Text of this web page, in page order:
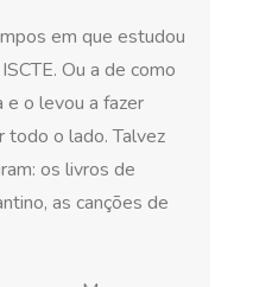
em que estudou
Ou a de como
e o levou a fazer
todo o lado. Talvez
os livros de
as canções de